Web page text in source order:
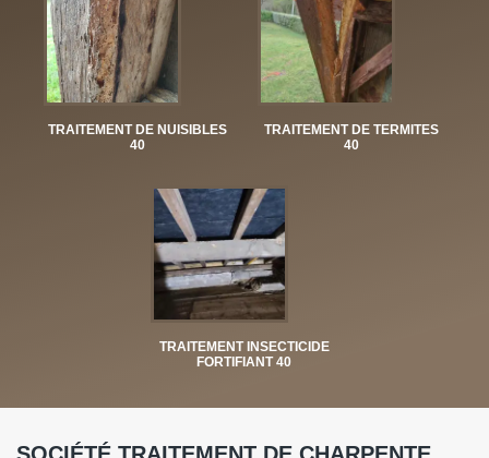
TRAITEMENT DE NUISIBLES
40
TRAITEMENT DE TERMITES
40
TRAITEMENT INSECTICIDE
FORTIFIANT 40